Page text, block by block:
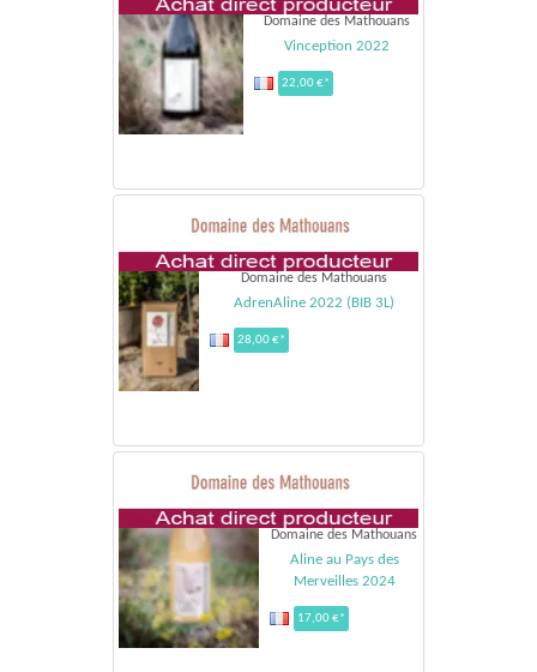
Domaine des Mathouans
Vinception 2022
22,00 €*
Domaine des Mathouans
AdrenAline 2022 (BIB 3L)
28,00 €*
Domaine des Mathouans
Aline au Pays des
Merveilles 2024
17,00 €*